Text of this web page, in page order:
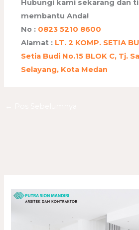
Hubungi kami sekarang dan
membantu Anda!
No : 0823 5210 8600
Alamat : LT. 2 KOMP. SETIA
Setia Budi No.15 BLOK C, Tj.
Selayang, Kota Medan